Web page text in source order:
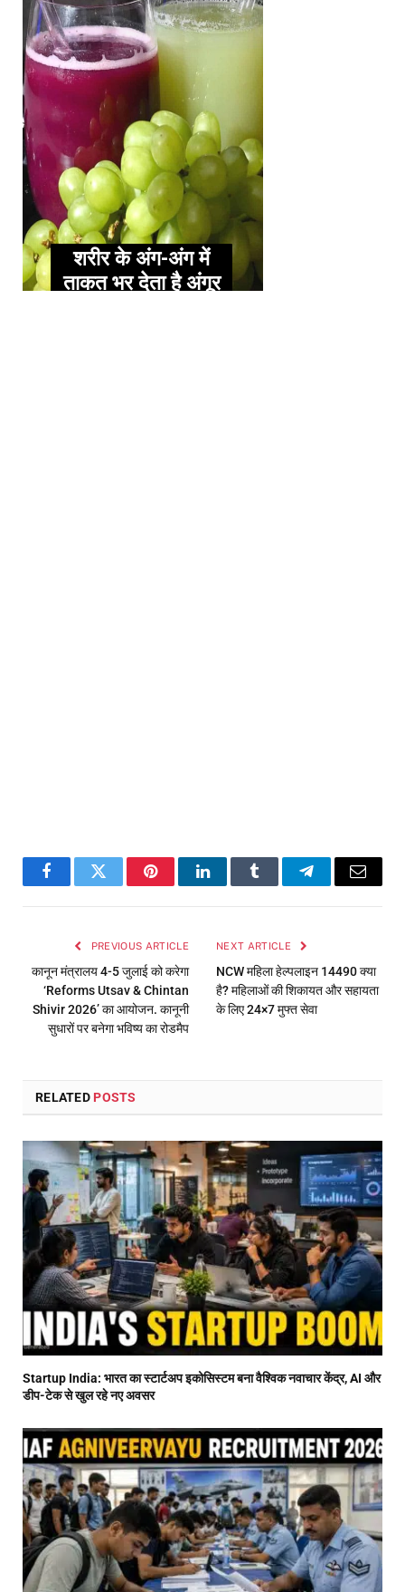
FacebookTwitter PinterestLinkedInTumblr TelegramEmail
PREVIOUS ARTICLE
कानून मंत्रालय 4-5 जुलाई को करेगा
‘Reforms Utsav & Chintan
Shivir 2026’ का आयोजन. कानूनी
सुधारों पर बनेगा भविष्य का रोडमैप
NEXT ARTICLE
NCW महिला हेल्पलाइन 14490 क्या
है? महिलाओं की शिकायत और सहायता
के लिए 24×7 मुफ्त सेवा
RELATED POSTS
Startup India: भारत का स्टार्टअप इकोसिस्टम बना वैश्विक नवाचार केंद्र, AI और
डीप-टेक से खुल रहे नए अवसर